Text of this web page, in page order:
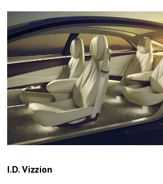
I.D. Vizzion